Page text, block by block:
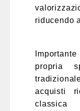
riducendo
propria
acquisti
classica